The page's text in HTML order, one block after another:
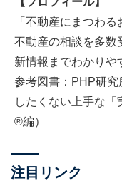
「不動産にまつわる
不動産の相談を多数
新情報までわかりや
参考図書：PHP研
したくない上手な
®編）
注目リンク